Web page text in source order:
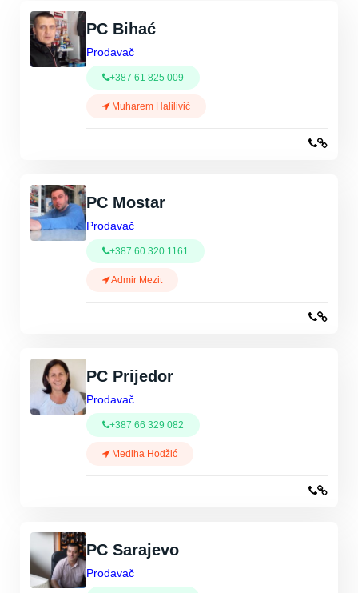
PC Bihać
Prodavač
+387 61 825 009
Muharem Halilivić
PC Mostar
Prodavač
+387 60 320 1161
Admir Mezit
PC Prijedor
Prodavač
+387 66 329 082
Mediha Hodžić
PC Sarajevo
Prodavač